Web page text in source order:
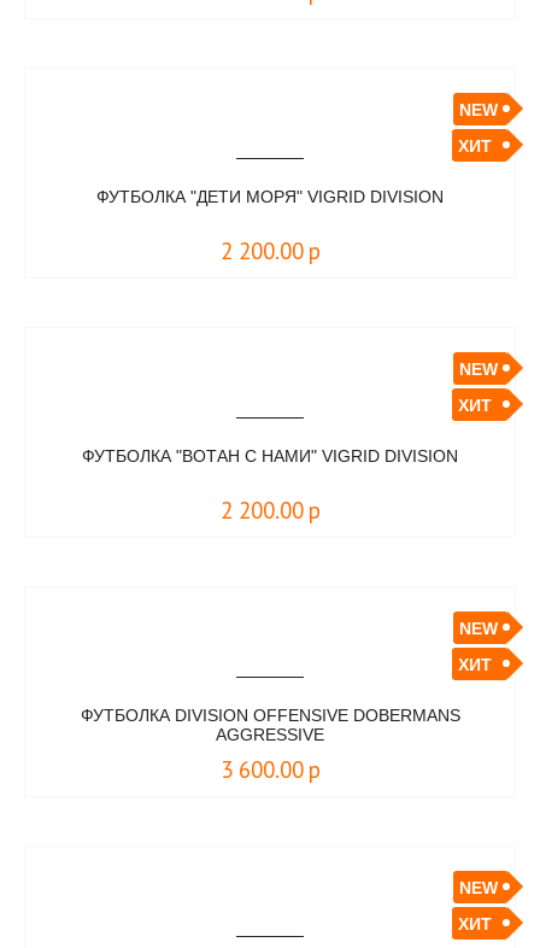
NEW
ХИТ
ФУТБОЛКА "ДЕТИ МОРЯ" VIGRID DIVISION
2 200.00 р
NEW
ХИТ
ФУТБОЛКА "ВОТАН С НАМИ" VIGRID DIVISION
2 200.00 р
NEW
ХИТ
ФУТБОЛКА DIVISION OFFENSIVE DOBERMANS
AGGRESSIVE
3 600.00 р
NEW
ХИТ